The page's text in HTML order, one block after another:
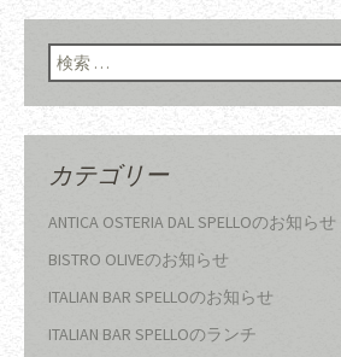
検索:
カテゴリー
ANTICA OSTERIA DAL SPELLOのお知らせ
BISTRO OLIVEのお知らせ
ITALIAN BAR SPELLOのお知らせ
ITALIAN BAR SPELLOのランチ